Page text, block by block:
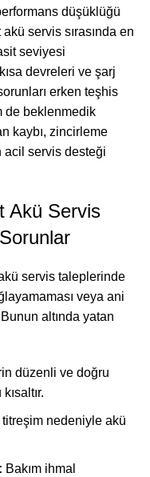
düşüklüğü
servis sırasında en
seviyesi
devreleri ve şarj
erken teşhis
de beklenmedik
kaybı, zincirleme
acil servis desteği
Akü Servis
servis taleplerinde
veya ani
altında yatan
düzenli ve doğru
nedeniyle akü
Bakım ihmal